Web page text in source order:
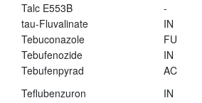
Talc E553B
-
tau-Fluvalinate
IN
Tebuconazole
FU
Tebufenozide
IN
Tebufenpyrad
AC
Teflubenzuron
IN